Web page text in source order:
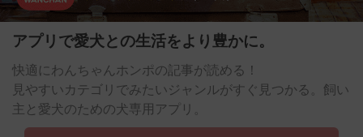
アプリで愛犬との生活をより豊かに。
快適にわんちゃんホンポの記事が読める！
見やすいカテゴリでみたいジャンルがすぐ見つかる。飼い
主と愛犬のための犬専用アプリ。